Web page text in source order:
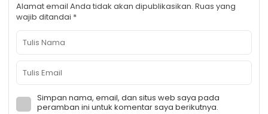
Alamat email Anda tidak akan dipublikasikan. Ruas yang
wajib ditandai *
Simpan nama, email, dan situs web saya pada
peramban ini untuk komentar saya berikutnya.